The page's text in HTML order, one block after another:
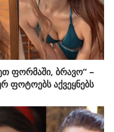
ფორმაში, ბრავო“ –
ფოტოებს აქვეყნებს